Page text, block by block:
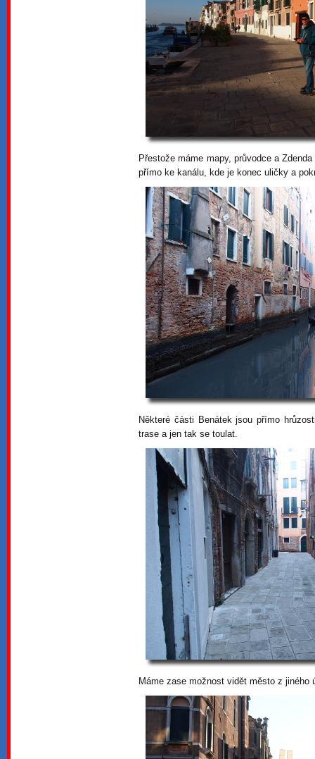
Přestože máme mapy, průvodce a
přímo ke kanálu, kde je konec uličky a
Některé části Benátek jsou přímo
trase a jen tak se toulat.
Máme zase možnost vidět město z jiného